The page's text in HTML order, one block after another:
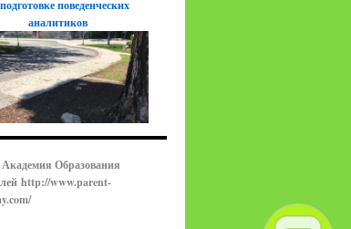
поведенческих
аналитиков
Образования
http://www.parent-